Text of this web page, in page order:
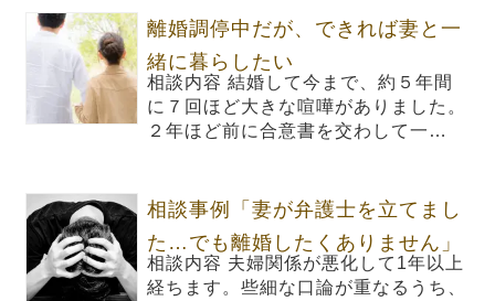
離婚調停中だが、できれば妻と一
緒に暮らしたい
相談内容 結婚して今まで、約５年間
に７回ほど大きな喧嘩がありました。
２年ほど前に合意書を交わして一…
相談事例「妻が弁護士を立てまし
た…でも離婚したくありません」
相談内容 夫婦関係が悪化して1年以上
経ちます。些細な口論が重なるうち、